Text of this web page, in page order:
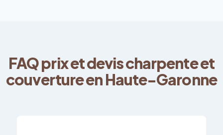
FAQ prix et devis charpente et
couverture en Haute-Garonne